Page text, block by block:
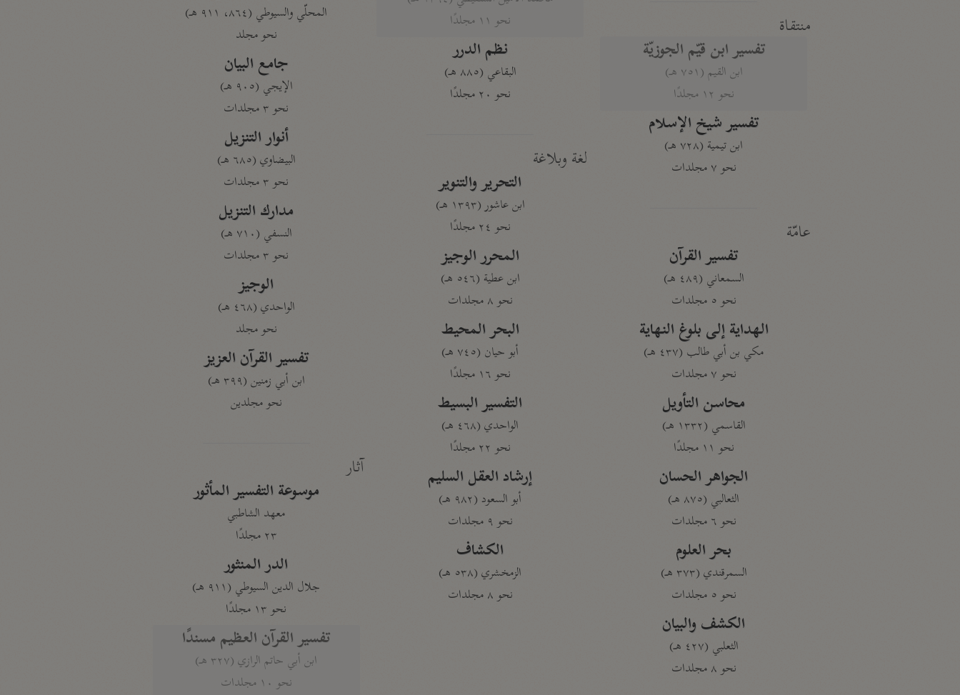
منتقاة
تفسير ابن قيّم الجوزيّة
ابن القيم (٧٥١ هـ)
نحو ١٢ مجلدًا
تفسير شيخ الإسلام
ابن تيمية (٧٢٨ هـ)
نحو ٧ مجلدات
عامّة
تفسير القرآن
السمعاني (٤٨٩ هـ)
نحو ٥ مجلدات
الهداية إلى بلوغ النهاية
مكي بن أبي طالب (٤٣٧ هـ)
نحو ٧ مجلدات
محاسن التأويل
القاسمي (١٣٣٢ هـ)
نحو ١١ مجلدًا
الجواهر الحسان
الثعالبي (٨٧٥ هـ)
نحو ٦ مجلدات
بحر العلوم
السمرقندي (٣٧٣ هـ)
نحو ٥ مجلدات
الكشف والبيان
الثعلبي (٤٢٧ هـ)
نحو ٨ مجلدات
نحو ١١ مجلدًا
نظم الدرر
البقاعي (٨٨٥ هـ)
نحو ٢٠ مجلدًا
لغة وبلاغة
التحرير والتنوير
ابن عاشور (١٣٩٣ هـ)
نحو ٢٤ مجلدًا
المحرر الوجيز
ابن عطية (٥٤٦ هـ)
نحو ٨ مجلدات
البحر المحيط
أبو حيان (٧٤٥ هـ)
نحو ١٦ مجلدًا
التفسير البسيط
الواحدي (٤٦٨ هـ)
نحو ٢٢ مجلدًا
إرشاد العقل السليم
أبو السعود (٩٨٢ هـ)
نحو ٩ مجلدات
الكشاف
الزمخشري (٥٣٨ هـ)
نحو ٨ مجلدات
المحلّي والسيوطي (٨٦٤، ٩١١ هـ)
نحو مجلد
جامع البيان
الإيجي (٩٠٥ هـ)
نحو ٣ مجلدات
أنوار التنزيل
البيضاوي (٦٨٥ هـ)
نحو ٣ مجلدات
مدارك التنزيل
النسفي (٧١٠ هـ)
نحو ٣ مجلدات
الوجيز
الواحدي (٤٦٨ هـ)
نحو مجلد
تفسير القرآن العزيز
ابن أبي زمنين (٣٩٩ هـ)
نحو مجلدين
آثار
موسوعة التفسير المأثور
معهد الشاطبي
٢٣ مجلدًا
الدر المنثور
جلال الدين السيوطي (٩١١ هـ)
نحو ١٣ مجلدًا
تفسير القرآن العظيم مسندًا
ابن أبي حاتم الرازي (٣٢٧ هـ)
نحو ١٠ مجلدات